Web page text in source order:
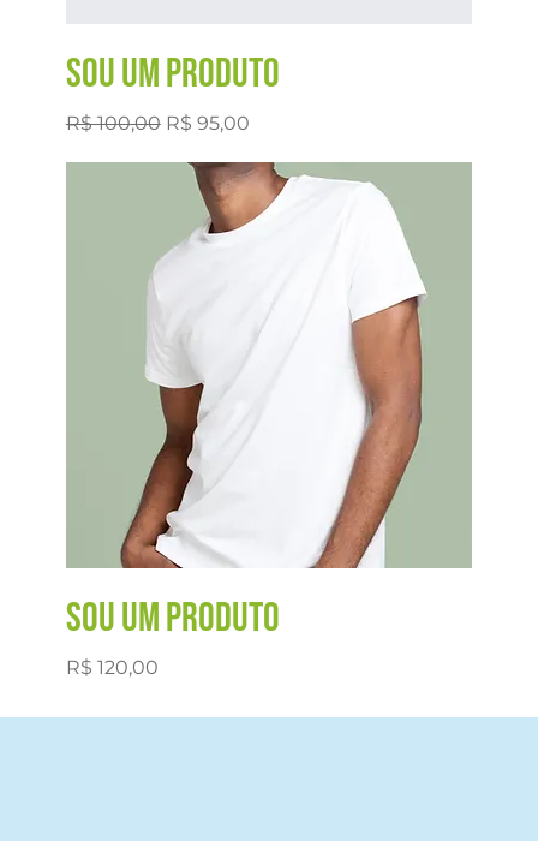
Sou um produto
Preço normal
R$ 100,00 Preço promocional
R$ 95,00
Sou um produto
Preço
R$ 120,00